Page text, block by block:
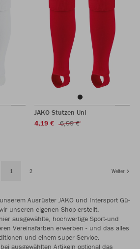
JAKO Stutzen Uni
4,19 €
6,99 €
1 2 Weiter
Ausrüster JAKO und Intersport Gü-
unseren eigenen Shop erstellt.
ausgewählte, hochwertige Sport-und
Vereinsfarben erwerben - und das alles
und einem super Service.
ausgewählten Artikeln optional das